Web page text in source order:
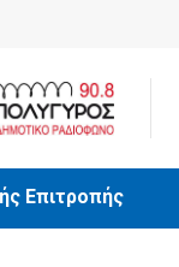
Επιτροπής